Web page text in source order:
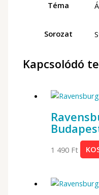
Téma
Sorozat
Kapcsolódó
1 490 Ft